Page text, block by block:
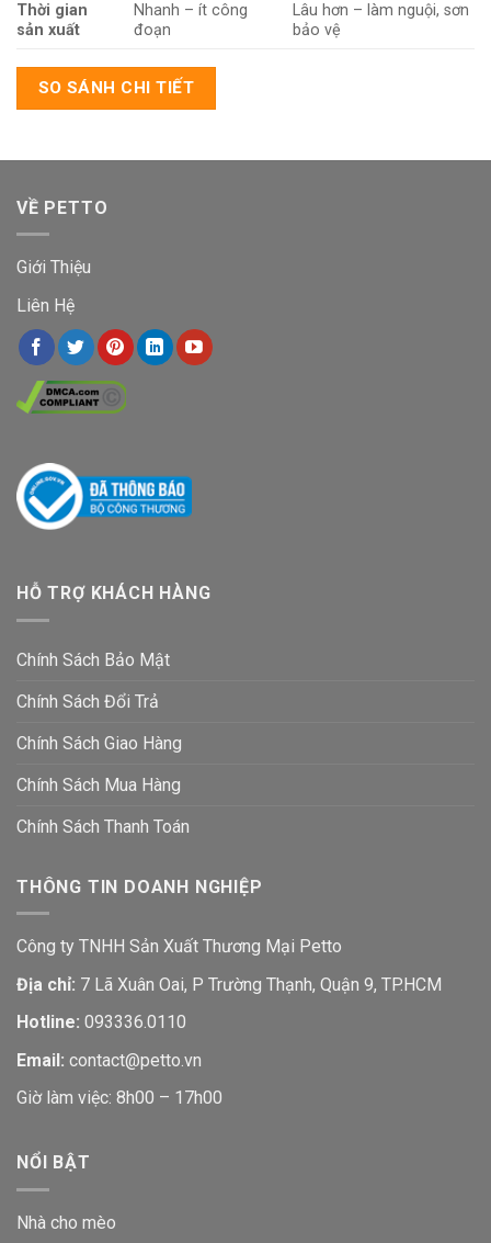
Thời gian
sản xuất
Nhanh – ít công
đoạn
Lâu hơn – làm nguội, sơn
bảo vệ
SO SÁNH CHI TIẾT
VỀ PETTO
Giới Thiệu
Liên Hệ
HỖ TRỢ KHÁCH HÀNG
Chính Sách Bảo Mật
Chính Sách Đổi Trả
Chính Sách Giao Hàng
Chính Sách Mua Hàng
Chính Sách Thanh Toán
THÔNG TIN DOANH NGHIỆP
Công ty TNHH Sản Xuất Thương Mại Petto
Địa chỉ: 7 Lã Xuân Oai, P Trường Thạnh, Quận 9, TP.HCM
Hotline: 093336.0110
Email: contact@petto.vn
Giờ làm việc: 8h00 – 17h00
NỔI BẬT
Nhà cho mèo